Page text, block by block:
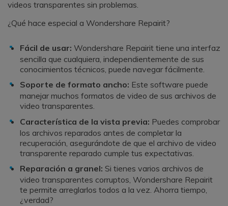
videos transparentes sin problemas.
¿Qué hace especial a Wondershare Repairit?
Fácil de usar: Wondershare Repairit tiene una interfaz
sencilla que cualquiera, independientemente de sus
conocimientos técnicos, puede navegar fácilmente.
Soporte de formato ancho: Este software puede
manejar muchos formatos de video de sus archivos de
video transparentes.
Característica de la vista previa: Puedes comprobar
los archivos reparados antes de completar la
recuperación, asegurándote de que el archivo de video
transparente reparado cumple tus expectativas.
Reparación a granel: Si tienes varios archivos de
video transparentes corruptos, Wondershare Repairit
te permite arreglarlos todos a la vez. Ahorra tiempo,
¿verdad?